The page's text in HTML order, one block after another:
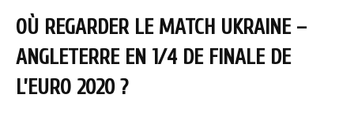
OÙ REGARDER LE MATCH UKRAINE –
ANGLETERRE EN 1/4 DE FINALE DE
L’EURO 2020 ?